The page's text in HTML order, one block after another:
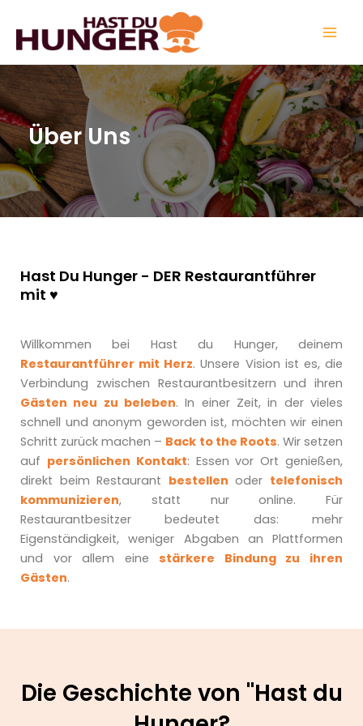
Inhalt
springen
Über Uns
Hast Du Hunger - DER Restaurantführer
mit ♥️
Willkommen bei Hast du Hunger, deinem
Restaurantführer mit Herz. Unsere Vision ist es, die
Verbindung zwischen Restaurantbesitzern und ihren
Gästen neu zu beleben. In einer Zeit, in der vieles
schnell und anonym geworden ist, möchten wir einen
Schritt zurück machen – Back to the Roots. Wir setzen
auf persönlichen Kontakt: Essen vor Ort genießen,
direkt beim Restaurant bestellen oder telefonisch
kommunizieren, statt nur online. Für
Restaurantbesitzer bedeutet das: mehr
Eigenständigkeit, weniger Abgaben an Plattformen
und vor allem einestärkere Bindung zu ihren
Gästen.
Die Geschichte von "Hast du